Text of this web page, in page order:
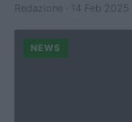
Redazione · 14 Feb 2025
NEWS